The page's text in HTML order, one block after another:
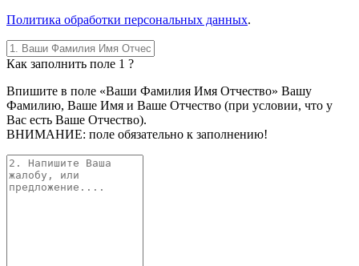
Политика обработки персональных данных.
Как заполнить поле 1 ?
Впишите в поле «Ваши Фамилия Имя Отчество» Вашу
Фамилию, Ваше Имя и Ваше Отчество (при условии, что у
Вас есть Ваше Отчество).
ВНИМАНИЕ: поле обязательно к заполнению!